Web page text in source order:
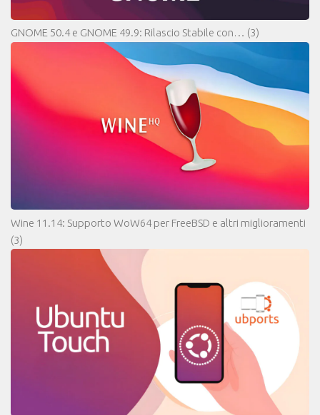
GNOME 50.4 e GNOME 49.9: Rilascio Stabile con… (3)
Wine 11.14: Supporto WoW64 per FreeBSD e altri miglioramenti
(3)